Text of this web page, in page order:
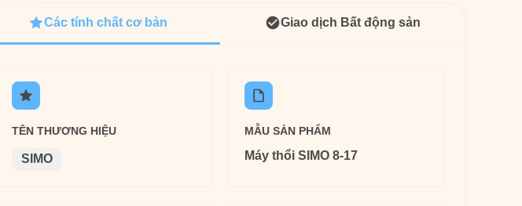
Các tính chất cơ bản Giao dịch Bất động sản
TÊN THƯƠNG HIỆU
SIMO
MẪU SẢN PHẨM
Máy thổi SIMO 8-17